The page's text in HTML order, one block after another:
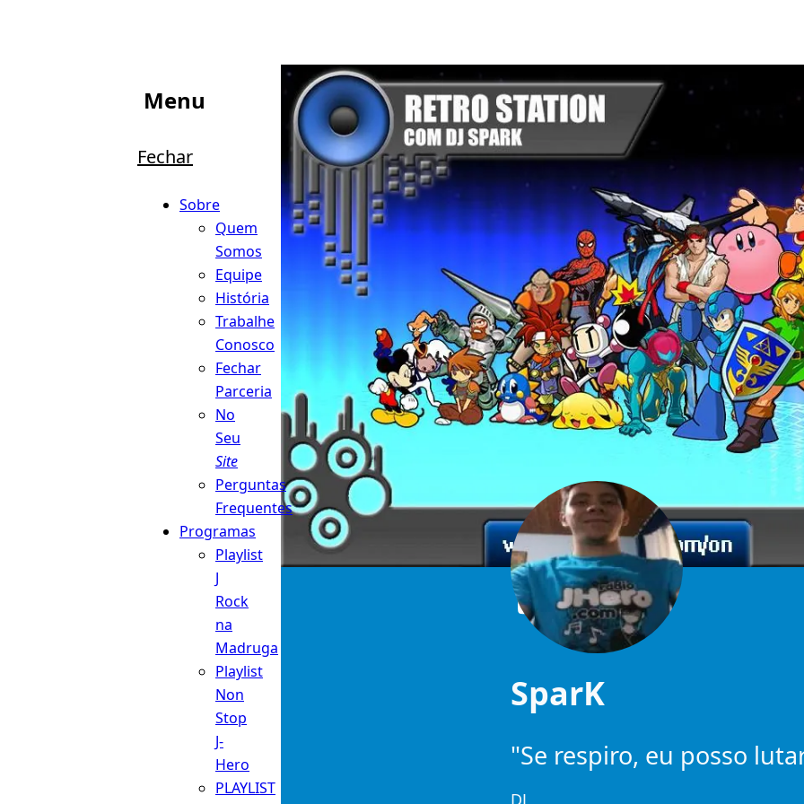
Menu
Fechar
Sobre
Quem
Somos
Equipe
História
Trabalhe
Conosco
Fechar
Parceria
No
Seu
Site
Perguntas
Frequentes
Programas
Playlist
J
Rock
na
Madruga
Playlist
Non
Stop
J-
Hero
PLAYLIST
SparK
"Se respiro, eu posso
DJ